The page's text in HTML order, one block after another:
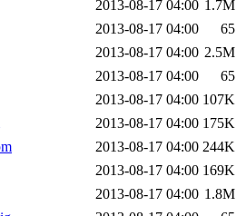
2013-08-17 04:00 1.7M
2013-08-17 04:00
65
2013-08-17 04:00 2.5M
2013-08-17 04:00
65
2013-08-17 04:00 107K
2013-08-17 04:00 175K
2013-08-17 04:00 244K
2013-08-17 04:00 169K
2013-08-17 04:00 1.8M